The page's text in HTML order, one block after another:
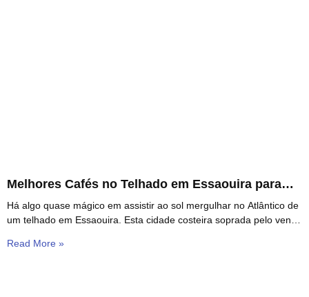
Melhores Cafés no Telhado em Essaouira para
Vistas do Oceano e Bebidas ao Pôr do Sol
Há algo quase mágico em assistir ao sol mergulhar no Atlântico de
um telhado em Essaouira. Esta cidade costeira soprada pelo vento
Read More »